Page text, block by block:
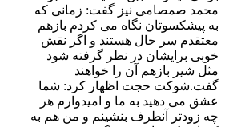
محمد صمصامی نیز گفت: زمانی که
به پیشکسوتان نگاه می کردم بازهم
معتقدم سر حال هستند و اگر نقش
خوبی برایشان در نظر گرفته شود
مثل شیر بازهم آن را خواهند
گفت.شوکت حجت اظهار کرد: شما
عشق می دهید به ما و امیدوارم هر
چه زودتر آنطرف بنشینم و من هم به